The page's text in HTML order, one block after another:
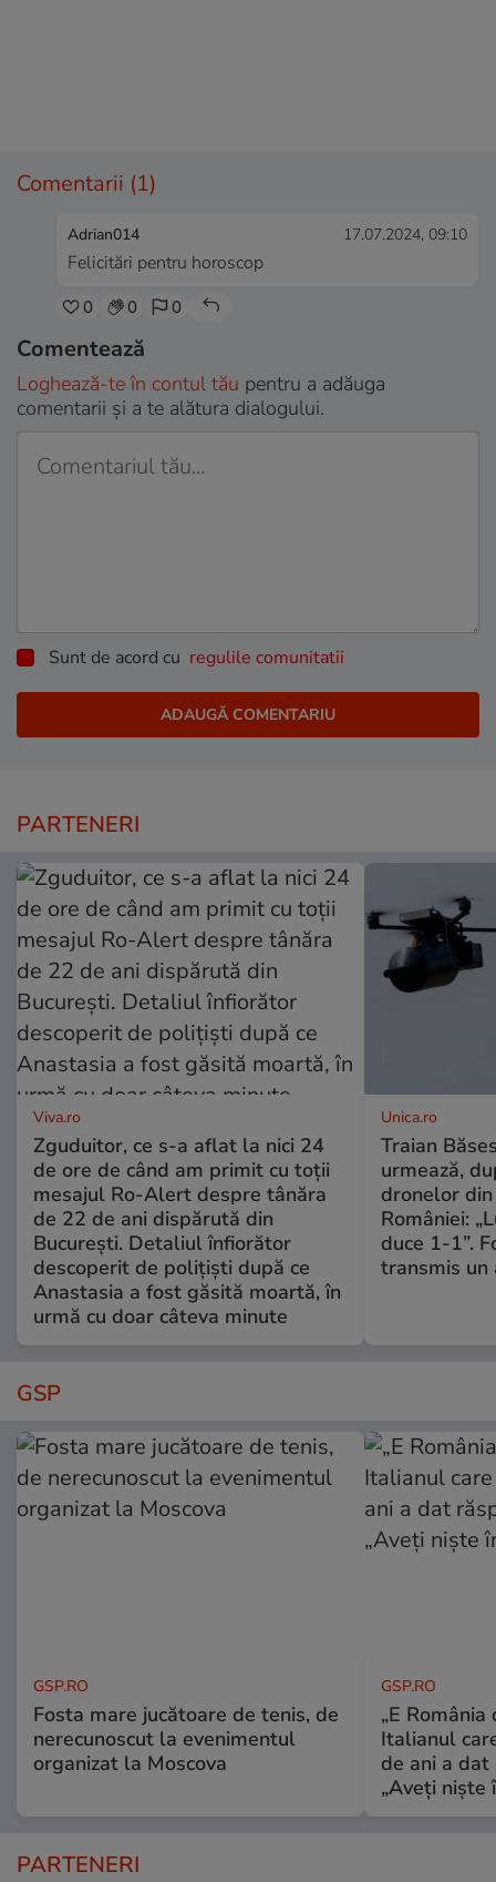
Comentarii (1)
Adrian014 17.07.2024, 09:10
Felicitări pentru horoscop
0 0 0
Comentează
Loghează-te în contul tău pentru a adăuga
comentarii și a te alătura dialogului.
Sunt de acord cu regulile comunitatii
PARTENERI
Viva.ro
Zguduitor, ce s-a aflat la nici 24
de ore de când am primit cu toții
mesajul Ro-Alert despre tânăra
de 22 de ani dispărută din
București. Detaliul înfiorător
descoperit de polițiști după ce
Anastasia a fost găsită moartă, în
urmă cu doar câteva minute
Unica.ro
Traian
urmează,
dronelor
României:
duce 1-1”.
transmis un
GSP
GSP.RO
Fosta mare jucătoare de tenis, de
nerecunoscut la evenimentul
organizat la Moscova
GSP.RO
„E
Italianul
de ani a
„Aveți niște
PARTENERI